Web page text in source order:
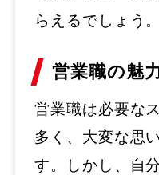
らえるでしょう。
営業職の魅
営業職は必要な
多く、大変な思
す。しかし、自